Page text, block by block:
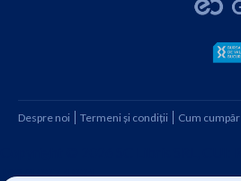
Despre noi Termeni și condiții Cum cumpăr
J08/1997 1991